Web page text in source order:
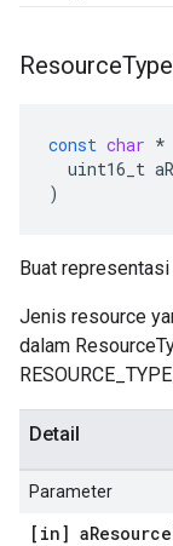
ResourceType
const char *
uint16_t
)
Buat
Jenis resource
dalam
Detail
Parameter
[in] aResource